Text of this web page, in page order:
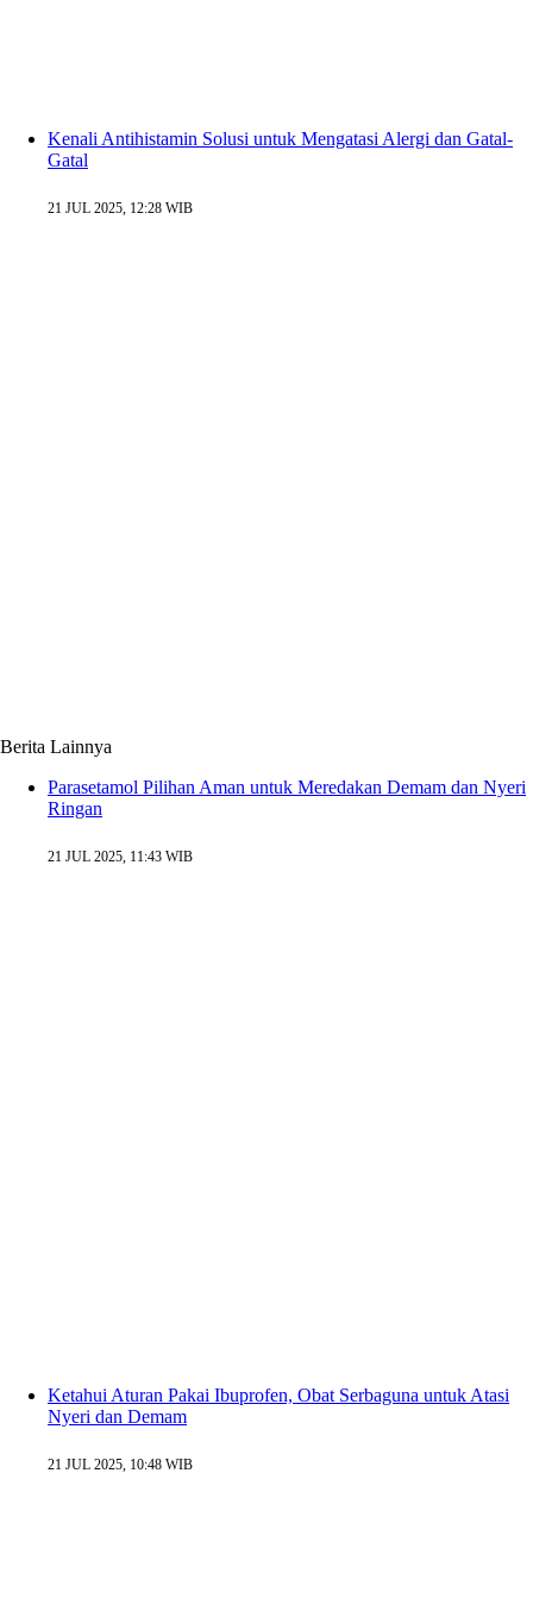
Kenali Antihistamin Solusi untuk Mengatasi Alergi dan Gatal-
Gatal
21 JUL 2025, 12:28 WIB
Berita Lainnya
Parasetamol Pilihan Aman untuk Meredakan Demam dan Nyeri
Ringan
21 JUL 2025, 11:43 WIB
Ketahui Aturan Pakai Ibuprofen, Obat Serbaguna untuk Atasi
Nyeri dan Demam
21 JUL 2025, 10:48 WIB